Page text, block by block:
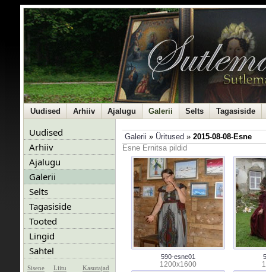
Uudised Arhiiv Ajalugu Galerii Selts Tagasiside
Uudised
Arhiiv
Ajalugu
Galerii
Selts
Tagasiside
Tooted
Lingid
Sahtel
Kasutajad
Sisene Liitu
Galerii » Üritused » 2015-08-08-Esne
Esne Ernitsa pildid
590-esne01
1200x1600